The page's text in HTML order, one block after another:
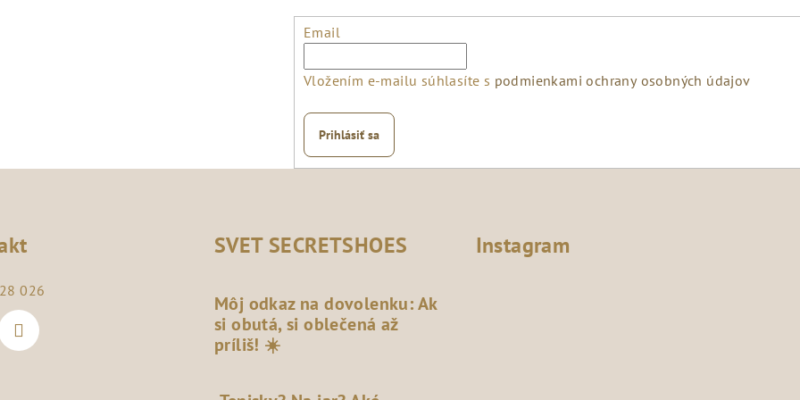
Email
Vložením e-mailu súhlasíte s podmienkami ochrany osobných údajov
Prihlásiť sa
026
SVET SECRETSHOES
Môj odkaz na dovolenku: Ak
si obutá, si oblečená až
príliš! ☀️
Instagram